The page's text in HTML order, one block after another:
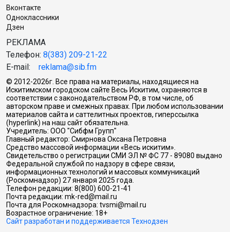
Вконтакте
Одноклассники
Дзен
РЕКЛАМА
Телефон: 8(383) 209-21-22
E-mail: reklama@sib.fm
© 2012-2026г. Все права на материалы, находящиеся на
Искитимском городском сайте Весь Искитим, охраняются в
соответствии с законодательством РФ, в том числе, об
авторском праве и смежных правах. При любом использовании
материалов сайта и саттелитных проектов, гиперссылка
(hyperlink) на наш сайт обязательна.
Учредитель: ООО "Сибфм Групп"
Главный редактор: Смирнова Оксана Петровна
Средство массовой информации «Весь искитим».
Свидетельство о регистрации СМИ ЭЛ № ФС 77 - 89080 выдано
Федеральной службой по надзору в сфере связи,
информационных технологий и массовых коммуникаций
(Роскомнадзор) 27 января 2025 года.
Телефон редакции: 8(800) 600-21-41
Почта редакции: mk-red@mail.ru
Почта для Роскомнадзора: tvsmi@mail.ru
Возрастное ограничение: 18+
Сайт разработан и поддерживается Технодзен